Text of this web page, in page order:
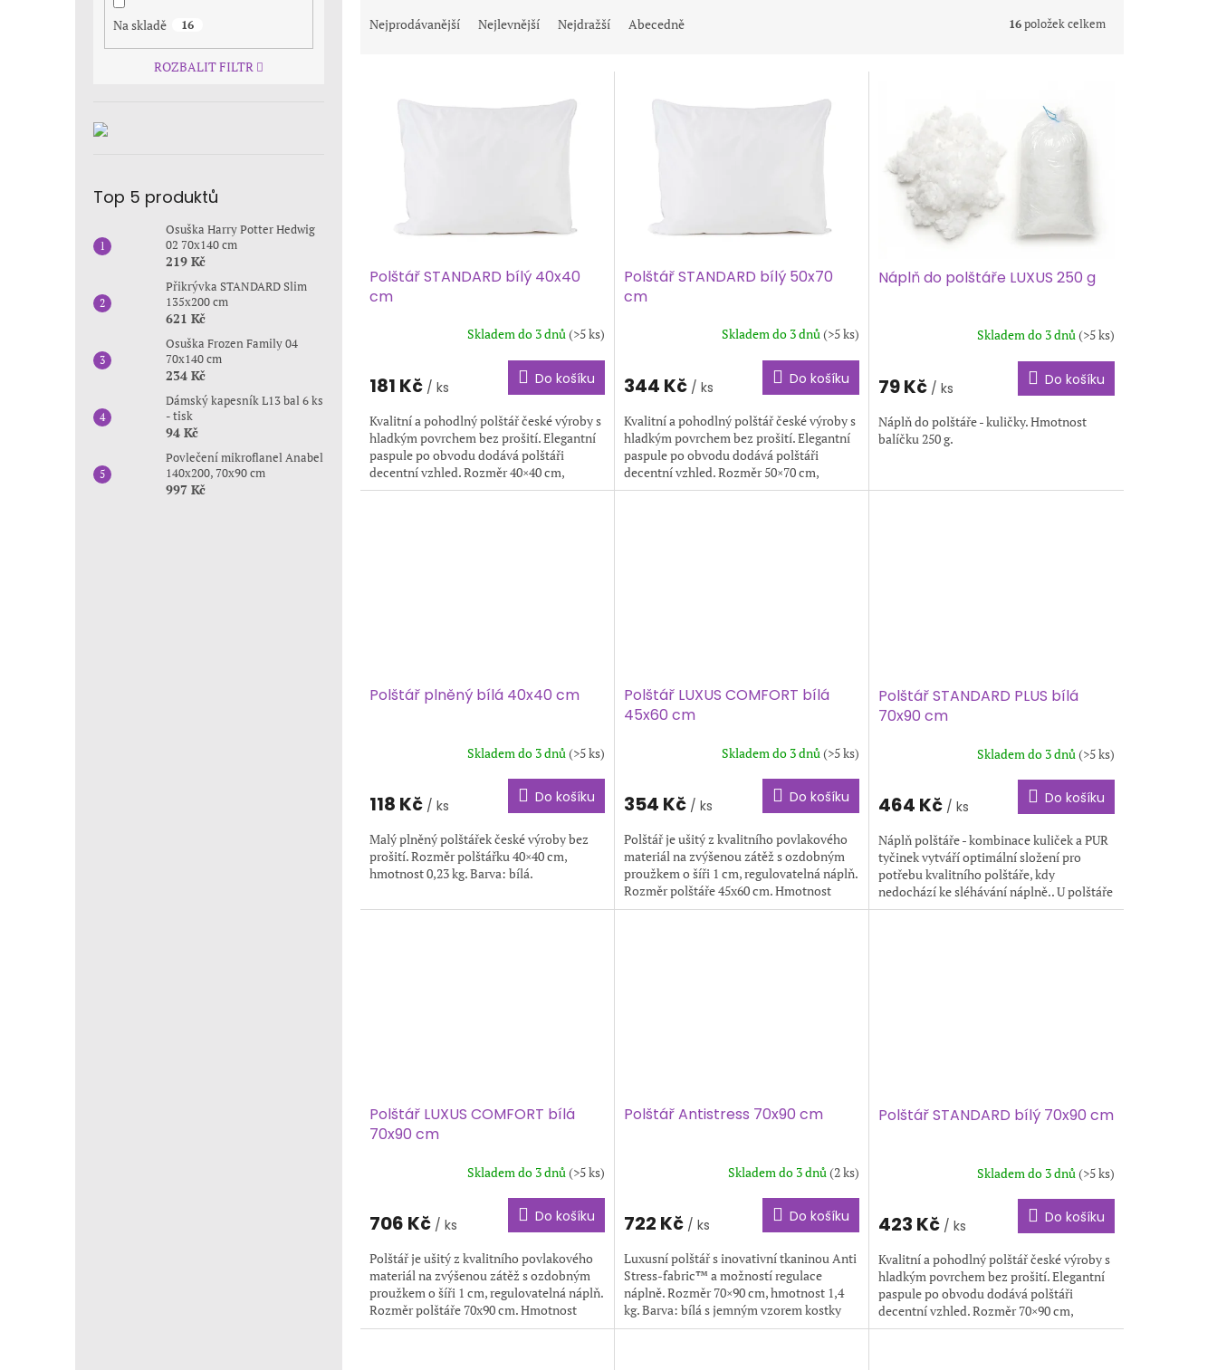
Na skladě 16
ROZBALIT FILTR
Top 5 produktů
Osuška Harry Potter Hedwig
02 70x140 cm
219 Kč
Přikrývka STANDARD Slim
135x200 cm
621 Kč
Osuška Frozen Family 04
70x140 cm
234 Kč
Dámský kapesník L13 bal 6 ks
- tisk
94 Kč
Povlečení mikroflanel Anabel
140x200, 70x90 cm
997 Kč
aNejprodávanější Nejlevnější Nejdražší Abecedně 16položek celkem
Polštář STANDARD bílý 40x40
cm
Skladem do 3 dnů(>5 ks)
181 Kč / ks Do košíku
Kvalitní a pohodlný polštář české výroby s
hladkým povrchem bez prošití. Elegantní
paspule po obvodu dodává polštáři
decentní vzhled. Rozměr 40×40 cm,
hmotnost 0,3 kg. Barva: bílá.
Polštář STANDARD bílý 50x70
cm
Skladem do 3 dnů(>5 ks)
344 Kč / ks Do košíku
Kvalitní a pohodlný polštář české výroby s
hladkým povrchem bez prošití. Elegantní
paspule po obvodu dodává polštáři
decentní vzhled. Rozměr 50×70 cm,
hmotnost 0,6 kg. Barva: bílá.
Náplň do polštáře LUXUS 250 g
Skladem do 3 dnů(>5 ks)
79 Kč / ks Do košíku
Náplň do polštáře - kuličky. Hmotnost
balíčku 250 g.
Polštář plněný bílá 40x40 cm
Skladem do 3 dnů (>5 ks)
118 Kč / ks Do košíku
Malý plněný polštářek české výroby bez
prošití. Rozměr polštářku 40×40 cm,
hmotnost 0,23 kg. Barva: bílá.
Polštář LUXUS COMFORT bílá
45x60 cm
Skladem do 3 dnů (>5 ks)
354 Kč / ks Do košíku
Polštář je ušitý z kvalitního povlakového
materiál na zvýšenou zátěž s ozdobným
proužkem o šíři 1 cm, regulovatelná náplň.
Rozměr polštáře 45x60 cm. Hmotnost
polštáře 0,5 kg....
Polštář STANDARD PLUS bílá
70x90 cm
Skladem do 3 dnů (>5 ks)
464 Kč / ks Do košíku
Náplň polštáře - kombinace kuliček a PUR
tyčinek vytváří optimální složení pro
potřebu kvalitního polštáře, kdy
nedochází ke sléhávání náplně.. U polštáře
lze upravovat množství...
Polštář LUXUS COMFORT bílá
70x90 cm
Skladem do 3 dnů(>5 ks)
706 Kč / ks Do košíku
Polštář je ušitý z kvalitního povlakového
materiál na zvýšenou zátěž s ozdobným
proužkem o šíři 1 cm, regulovatelná náplň.
Rozměr polštáře 70x90 cm. Hmotnost
polštáře 1,4 kg....
Polštář Antistress 70x90 cm
Skladem do 3 dnů(2 ks)
722 Kč / ks Do košíku
Luxusní polštář s inovativní tkaninou Anti
Stress-fabric™ a možností regulace
náplně. Rozměr 70×90 cm, hmotnost 1,4
kg. Barva: bílá s jemným vzorem kostky
1,2×1,2 cm.
Polštář STANDARD bílý 70x90 cm
Skladem do 3 dnů (>5 ks)
423 Kč / ks Do košíku
Kvalitní a pohodlný polštář české výroby s
hladkým povrchem bez prošití. Elegantní
paspule po obvodu dodává polštáři
decentní vzhled. Rozměr 70×90 cm,
hmotnost 1,1 kg. Barva: bílá.